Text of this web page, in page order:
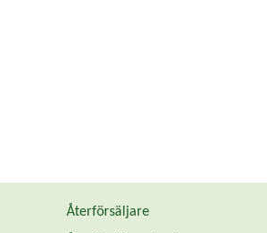
Återförsäljare